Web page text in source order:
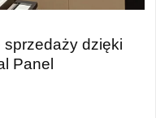
dzięki
Panel